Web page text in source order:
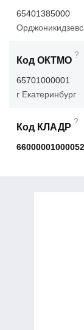
65401385000
Код ОКТМО
?
65701000001
г Екатеринбург
Код КЛАДР
?